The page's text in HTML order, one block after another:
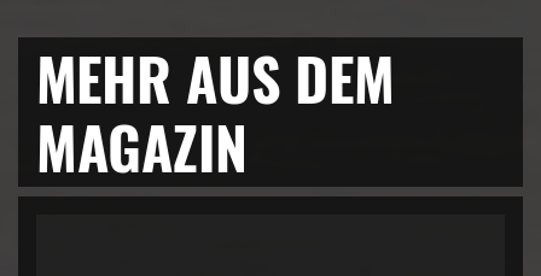
MEHR AUS DEM
MAGAZIN